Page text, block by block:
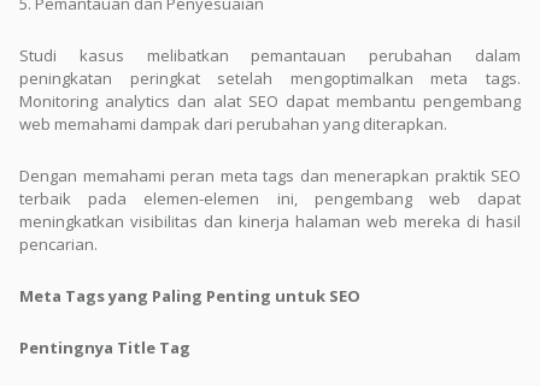
Studi kasus melibatkan pemantauan perubahan dalam
peningkatan peringkat setelah mengoptimalkan meta tags.
Monitoring analytics dan alat SEO dapat membantu pengembang
web memahami dampak dari perubahan yang diterapkan.
Dengan memahami peran meta tags dan menerapkan praktik SEO
terbaik pada elemen-elemen ini, pengembang web dapat
meningkatkan visibilitas dan kinerja halaman web mereka di hasil
pencarian.
Meta Tags yang Paling Penting untuk SEO
Pentingnya Title Tag